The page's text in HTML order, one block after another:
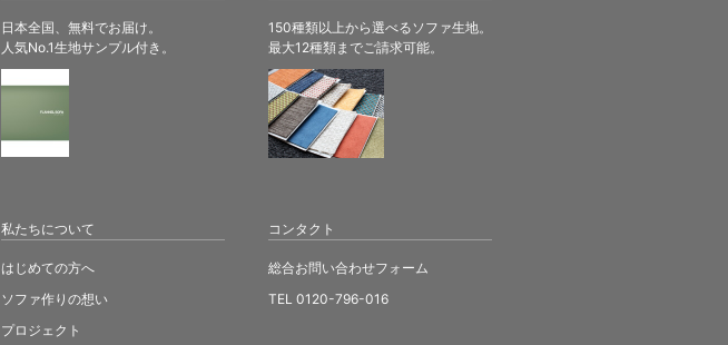
日本全国、無料でお届け。
人気No.1生地サンプル付き。
150種類以上から選べるソファ生地。
最大12種類までご請求可能。
私たちについて
はじめての方へ
ソファ作りの想い
プロジェクト
コンタクト
総合お問い合わせフォーム
TEL 0120-796-016